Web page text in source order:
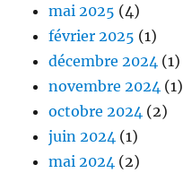
mai 2025 (4)
février 2025 (1)
décembre 2024 (1)
novembre 2024 (1)
octobre 2024 (2)
juin 2024 (1)
mai 2024 (2)